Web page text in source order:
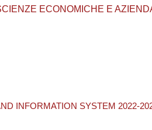
ECONOMICHE E
INFORMATION SYSTEM 2022-